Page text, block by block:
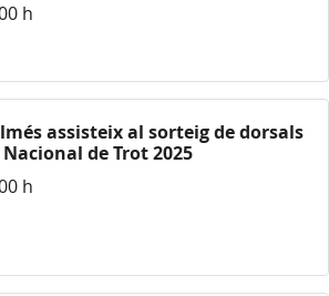
h
assisteix al sorteig de dorsals
de Trot 2025
h